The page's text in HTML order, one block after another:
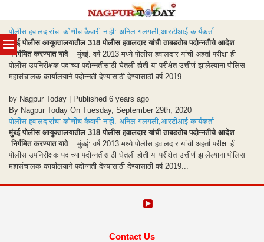
MENU
to
content
पोलीस हवालदारांचा कोणीच कैवारी नाही: अनिल गलगली,आरटीआई कार्यकर्ता
मुंबई पोलीस आयुक्तालयातील 318 पोलीस हवालदार यांची ताबडतोब पदोन्नतीचे आदेश
निर्गमित करण्यात यावे
मुंबई: वर्ष 2013 मध्ये पोलीस हवालदार यांची अहर्ता परीक्षा ही
पोलीस उपनिरीक्षक पदाच्या पदोन्नतीसाठी घेतली होती या परीक्षेत उत्तीर्ण झालेल्याना पोलिस
महासंचालक कार्यालयाने पदोन्नती देण्यासाठी देण्यासाठी वर्ष 2019...
by Nagpur Today | Published 6 years ago
By Nagpur Today On Tuesday, September 29th, 2020
पोलीस हवालदारांचा कोणीच कैवारी नाही: अनिल गलगली,आरटीआई कार्यकर्ता
मुंबई पोलीस आयुक्तालयातील 318 पोलीस हवालदार यांची ताबडतोब पदोन्नतीचे आदेश
निर्गमित करण्यात यावे
मुंबई: वर्ष 2013 मध्ये पोलीस हवालदार यांची अहर्ता परीक्षा ही
पोलीस उपनिरीक्षक पदाच्या पदोन्नतीसाठी घेतली होती या परीक्षेत उत्तीर्ण झालेल्याना पोलिस
महासंचालक कार्यालयाने पदोन्नती देण्यासाठी देण्यासाठी वर्ष 2019...
Contact Us